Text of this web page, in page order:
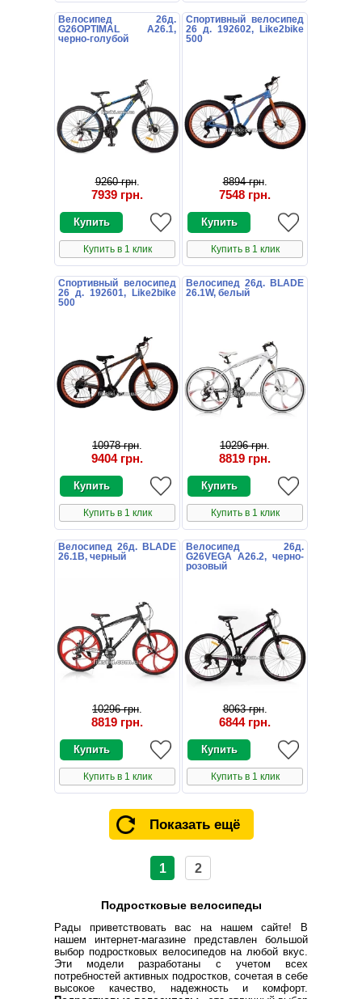
Велосипед 26д.
G26OPTIMAL A26.1,
черно-голубой
9260 грн.
7939 грн.
Купить в 1 клик
Спортивный велосипед
26 д. 192602, Like2bike
500
8894 грн.
7548 грн.
Купить в 1 клик
Спортивный велосипед
26 д. 192601, Like2bike
500
10978 грн.
9404 грн.
Купить в 1 клик
Велосипед 26д. BLADE
26.1W, белый
10296 грн.
8819 грн.
Купить в 1 клик
Велосипед 26д. BLADE
26.1B, черный
10296 грн.
8819 грн.
Купить в 1 клик
Велосипед 26д.
G26VEGA A26.2, черно-
розовый
8063 грн.
6844 грн.
Купить в 1 клик
Показать ещё
1 2
Подростковые велосипеды
Рады приветствовать вас на нашем сайте! В
нашем интернет-магазине представлен большой
выбор подростковых велосипедов на любой вкус.
Эти модели разработаны с учетом всех
потребностей активных подростков, сочетая в себе
высокое качество, надежность и комфорт.